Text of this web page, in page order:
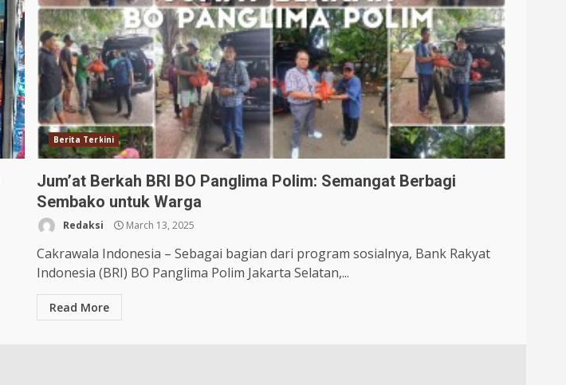
Berita Terkini
Jum’at Berkah BRI BO Panglima Polim: Semangat Berbagi
Sembako untuk Warga
Redaksi March 13, 2025
Cakrawala Indonesia – Sebagai bagian dari program sosialnya, Bank Rakyat
Indonesia (BRI) BO Panglima Polim Jakarta Selatan,...
Read More